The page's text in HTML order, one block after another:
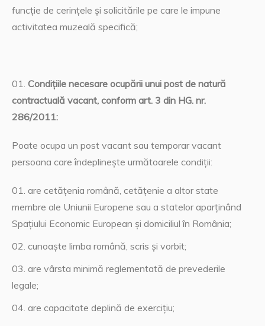
funcţie de cerinţele şi solicitările pe care le impune
activitatea muzeală specifică;
Condiţiile necesare ocupării unui post de natură
contractuală vacant, conform art. 3 din HG. nr.
286/2011:
Poate ocupa un post vacant sau temporar vacant
persoana care îndeplineşte următoarele condiţii:
are cetăţenia română, cetăţenie a altor state
membre ale Uniunii Europene sau a statelor aparţinând
Spaţiului Economic European şi domiciliul în România;
cunoaşte limba română, scris şi vorbit;
are vârsta minimă reglementată de prevederile
legale;
are capacitate deplină de exerciţiu;